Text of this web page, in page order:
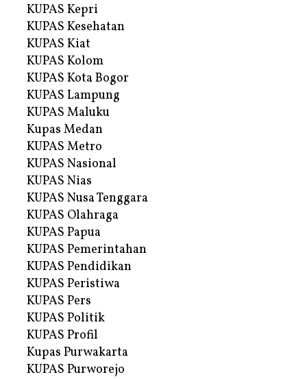
KUPAS Kepri
KUPAS Kesehatan
KUPAS Kiat
KUPAS Kolom
KUPAS Kota Bogor
KUPAS Lampung
KUPAS Maluku
Kupas Medan
KUPAS Metro
KUPAS Nasional
KUPAS Nias
KUPAS Nusa Tenggara
KUPAS Olahraga
KUPAS Papua
KUPAS Pemerintahan
KUPAS Pendidikan
KUPAS Peristiwa
KUPAS Pers
KUPAS Politik
KUPAS Profil
Kupas Purwakarta
KUPAS Purworejo